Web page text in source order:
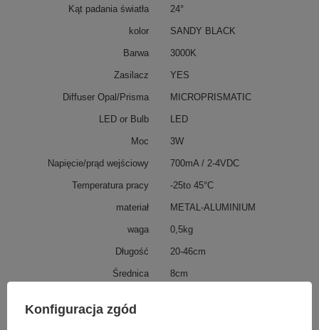
Kąt padania światła 24°
kolor SANDY BLACK
Barwa 3000K
Zasilacz YES
Diffuser Opal/Prisma MICROPRISMATIC
LED or Bulb LED
Moc 3W
Napięcie/prąd wejściowy 700mA / 2-4VDC
Temperatura pracy -25to 45°C
materiał METAL-ALUMINIUM
waga 0,5kg
Długość 20-46cm
Średnica 8cm
Konfiguracja zgód